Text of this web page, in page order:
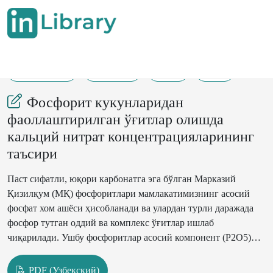
Фосфорит кукунларидан
фаоллаштирилган ўғитлар олишда
кальций нитрат концентрацияларининг
таъсири
Паст сифатли, юқори карбонатга эга бўлган Марказий
Қизилқум (МҚ) фосфоритлари мамлакатимизнинг асосий
фосфат хом ашёси ҳисобланади ва улардан турли даражада
фосфор тутган оддий ва комплекс ўғитлар ишлаб
чиқарилади. Ушбу фосфоритлар асосий компонент (Р2О5)
захираларининг катталигига қарамай, ундаги Р2О5 нинг
PDF (Узбекский)